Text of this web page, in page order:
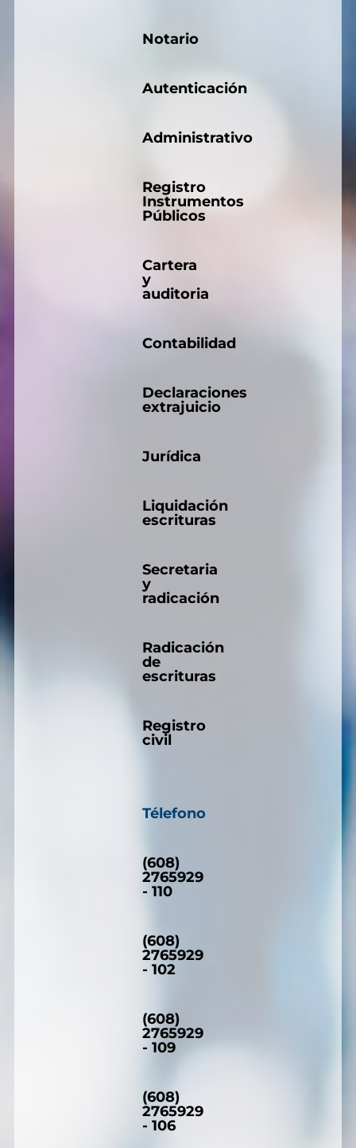
Notario
Autenticación
Administrativo
Registro
Instrumentos
Públicos
Cartera
y
auditoria
Contabilidad
Declaraciones
extrajuicio
Jurídica
Liquidación
escrituras
Secretaria
y
radicación
Radicación
de
escrituras
Registro
civil
Télefono
(608)
2765929
- 110
(608)
2765929
- 102
(608)
2765929
- 109
(608)
2765929
- 106